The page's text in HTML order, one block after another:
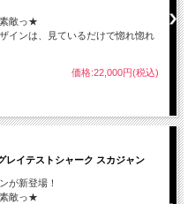
敵っ★
インは、見ているだけで惚れ惚れ
価格:22,000円(税込)
イテストシャーク スカジャン
が新登場！
敵っ★